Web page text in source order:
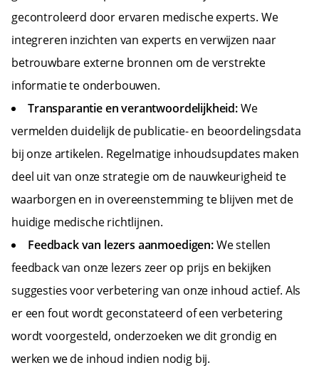
gecontroleerd door ervaren medische experts. We
integreren inzichten van experts en verwijzen naar
betrouwbare externe bronnen om de verstrekte
informatie te onderbouwen.
Transparantie en verantwoordelijkheid:We
vermelden duidelijk de publicatie- en beoordelingsdata
bij onze artikelen. Regelmatige inhoudsupdates maken
deel uit van onze strategie om de nauwkeurigheid te
waarborgen en in overeenstemming te blijven met de
huidige medische richtlijnen.
Feedback van lezers aanmoedigen:We stellen
feedback van onze lezers zeer op prijs en bekijken
suggesties voor verbetering van onze inhoud actief. Als
er een fout wordt geconstateerd of een verbetering
wordt voorgesteld, onderzoeken we dit grondig en
werken we de inhoud indien nodig bij.